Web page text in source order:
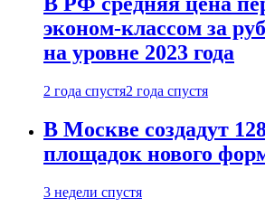
эконом-классом за
на уровне 2023 года
2 года спустя2 года спустя
В Москве создадут
площадок нового
3 недели спустя